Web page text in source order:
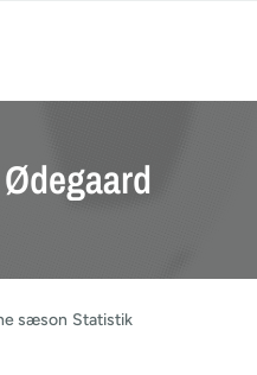
sæson Statistik